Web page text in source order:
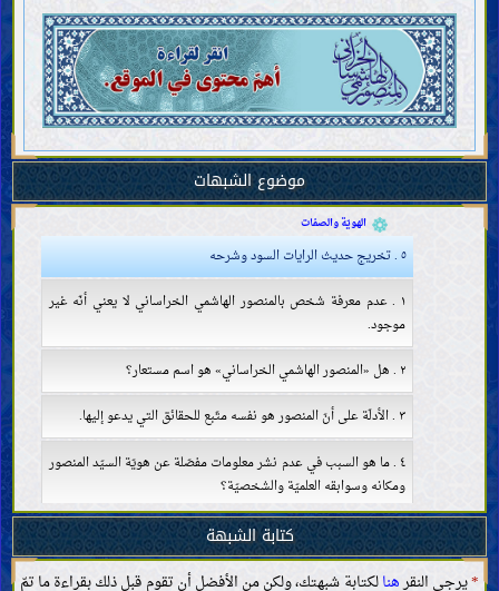
موضوع الشبهات
معرفة خلفاء اللّه
صفات الأنبياء وسيرتهم
صفات النبيّ الخاتم وسيرته
خصائص النبيّ الخاتم
أصحاب النبيّ الخاتم وأزواجه
صفات أهل بيت النبيّ الخاتم وسيرتهم
ما يتعلّق بالمهديّ
وجود المهديّ وصفاته
المنصور وحركته لتمهيد ظهور المهديّ
الهويّة والصفات
٥ . تخريج حديث الرايات السود وشرحه
١ . عدم معرفة شخص بالمنصور الهاشمي الخراساني لا يعني أنّه غير
موجود.
٢ . هل «المنصور الهاشمي الخراساني» هو اسم مستعار؟
٣ . الأدلّة على أنّ المنصور هو نفسه متّبع للحقائق التي يدعو إليها.
٤ . ما هو السبب في عدم نشر معلومات مفصّلة عن هويّة السيّد المنصور
ومكانه وسوابقه العلميّة والشخصيّة؟
٦ . معلومات عن عمل المنصور الهاشمي الخراساني ومكانه وأوصافه
وسيرته
كتابة الشبهة
*يرجى النقرهنالكتابة شبهتك، ولكن من الأفضل أن تقوم قبل ذلك بقراءة ما تمّ